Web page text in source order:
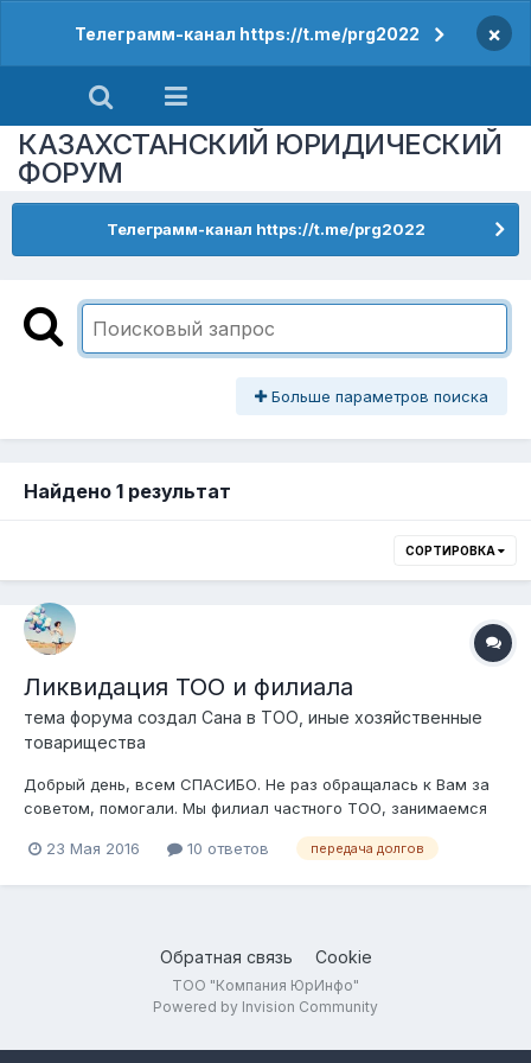
Телеграмм-канал https://t.me/prg2022 ×
КАЗАХСТАНСКИЙ ЮРИДИЧЕСКИЙ
ФОРУМ
Телеграмм-канал https://t.me/prg2022
Больше параметров поиска
Найдено 1 результат
СОРТИРОВКА
Ликвидация ТОО и филиала
тема форума создал Сана в ТОО, иные хозяйственные
товарищества
Добрый день, всем СПАСИБО. Не раз обращалась к Вам за
советом, помогали. Мы филиал частного ТОО, занимаемся
руководство приняло решение о ликвидации ТОО и филиала.
23 Мая 2016 10 ответов передача долгов
Обратная связь Cookie
ТОО "Компания ЮрИнфо"
Powered by Invision Community